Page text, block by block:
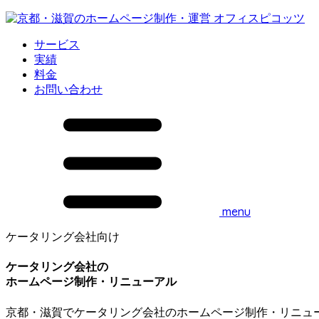
サービス
実績
料金
お問い合わせ
menu
ケータリング会社向け
ケータリング会社の
ホームページ制作・リニューアル
京都・滋賀でケータリング会社のホームページ制作・リニュ